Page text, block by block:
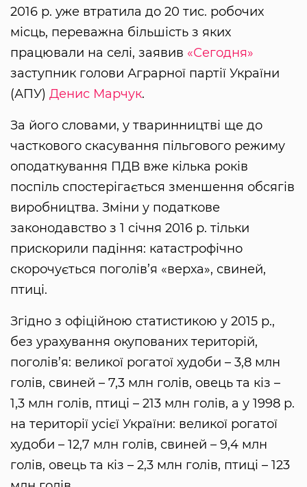
2016 р. уже втратила до 20 тис. робочих
місць, переважна більшість з яких
працювали на селі, заявив «Сегодня»
заступник голови Аграрної партії України
(АПУ) Денис Марчук.
За його словами, у тваринництві ще до
часткового скасування пільгового режиму
оподаткування ПДВ вже кілька років
поспіль спостерігається зменшення обсягів
виробництва. Зміни у податкове
законодавство з 1 січня 2016 р. тільки
прискорили падіння: катастрофічно
скорочується поголів’я «верха», свиней,
птиці.
Згідно з офіційною статистикою у 2015 р.,
без урахування окупованих територій,
поголів’я: великої рогатої худоби – 3,8 млн
голів, свиней – 7,3 млн голів, овець та кіз –
1,3 млн голів, птиці – 213 млн голів, а у 1998 р.
на території усієї України: великої рогатої
худоби – 12,7 млн голів, свиней – 9,4 млн
голів, овець та кіз – 2,3 млн голів, птиці – 123